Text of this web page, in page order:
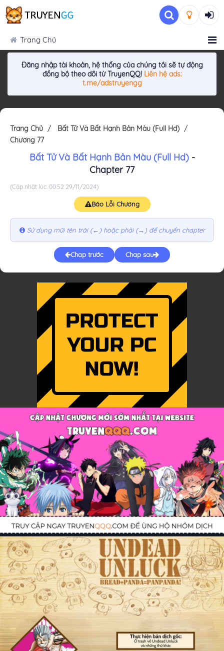
Trang Chủ
Đăng nhập tài khoản, hệ thống của chúng tôi sẽ tự động
đồng bộ theo dõi từ TruyenQQ! Liên hệ ads:
t.me/adstruyengg
Trang Chủ
Bất Tử Và Bất Hạnh Bản Màu (Full Hd)
Chương 77
Bất Tử Và Bất Hạnh Bản Màu (Full Hd)-
Chapter 77
(Cập nhật lúc: 00:52 29/11/2024)
Báo Lỗi Chương
Sử dụng mũi tên trái (←) hoặc phải (→) để chuyển chapter
Chap trước Chap sau